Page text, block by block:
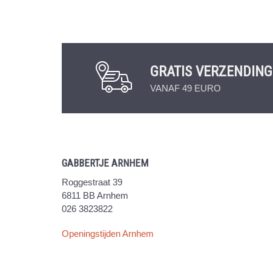
GRATIS VERZENDING
VANAF 49 EURO
GABBERTJE ARNHEM
Roggestraat 39
6811 BB Arnhem
026 3823822
Openingstijden Arnhem